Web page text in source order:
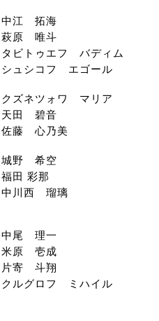
中江 拓海
萩原 唯斗
タビトゥエフ バディム
シュシコフ エゴール
クズネツォワ マリア
天田 碧音
佐藤 心乃美
城野 希空
福田 彩那
中川西 瑠璃
中尾 理一
米原 壱成
片寄 斗翔
クルグロフ ミハイル